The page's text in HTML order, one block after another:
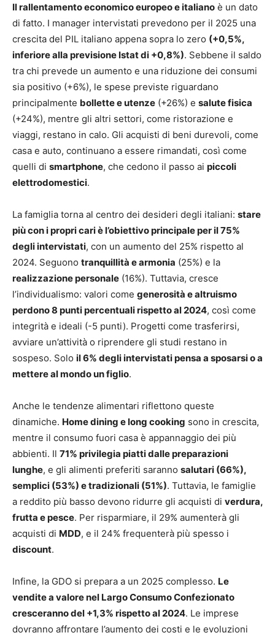
Il rallentamento economico europeo e italiano è un dato
di fatto. I manager intervistati prevedono per il 2025 una
crescita del PIL italiano appena sopra lo zero (+0,5%,
inferiore alla previsione Istat di +0,8%). Sebbene il saldo
tra chi prevede un aumento e una riduzione dei consumi
sia positivo (+6%), le spese previste riguardano
principalmente bollette e utenze (+26%) e salute fisica
(+24%), mentre gli altri settori, come ristorazione e
viaggi, restano in calo. Gli acquisti di beni durevoli, come
casa e auto, continuano a essere rimandati, così come
quelli di smartphone, che cedono il passo ai piccoli
elettrodomestici.
La famiglia torna al centro dei desideri degli italiani: stare
più con i propri cari è l’obiettivo principale per il 75%
degli intervistati, con un aumento del 25% rispetto al
2024. Seguono tranquillità e armonia (25%) e la
realizzazione personale (16%). Tuttavia, cresce
l’individualismo: valori come generosità e altruismo
perdono 8 punti percentuali rispetto al 2024, così come
integrità e ideali (-5 punti). Progetti come trasferirsi,
avviare un’attività o riprendere gli studi restano in
sospeso. Solo il 6% degli intervistati pensa a sposarsi o a
mettere al mondo un figlio.
Anche le tendenze alimentari riflettono queste
dinamiche. Home dining e long cooking sono in crescita,
mentre il consumo fuori casa è appannaggio dei più
abbienti. Il 71% privilegia piatti dalle preparazioni
lunghe, e gli alimenti preferiti saranno salutari (66%),
semplici (53%) e tradizionali (51%). Tuttavia, le famiglie
a reddito più basso devono ridurre gli acquisti di verdura,
frutta e pesce. Per risparmiare, il 29% aumenterà gli
acquisti di MDD, e il 24% frequenterà più spesso i
discount.
Infine, la GDO si prepara a un 2025 complesso. Le
vendite a valore nel Largo Consumo Confezionato
cresceranno del +1,3% rispetto al 2024. Le imprese
dovranno affrontare l’aumento dei costi e le evoluzioni